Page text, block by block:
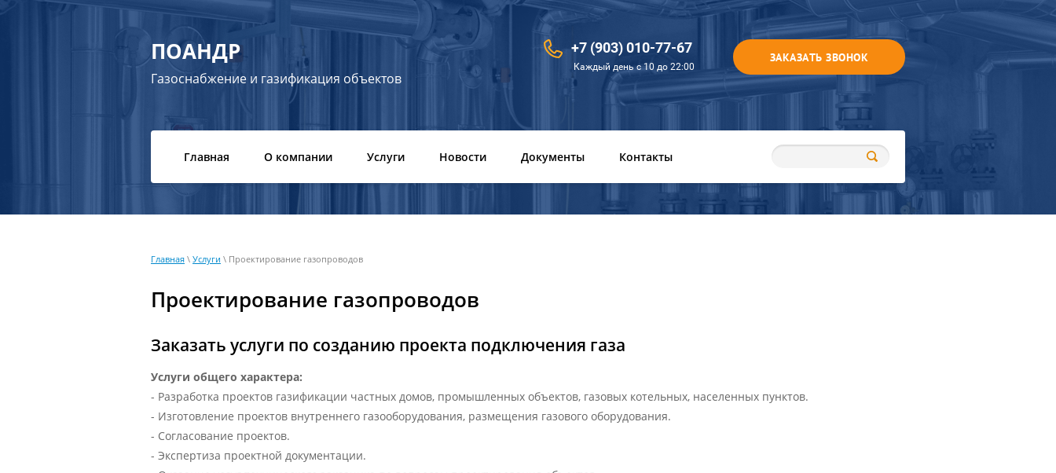
ПОАНДР
Газоснабжение и газификация объектов
+7 (903) 010-77-67
Каждый день с 10 до 22:00
ЗАКАЗАТЬ ЗВОНОК
Главная О компании Услуги Новости Документы Контакты
Главная \ Услуги \ Проектирование газопроводов
Проектирование газопроводов
Заказать услуги по созданию проекта подключения газа
Услуги общего характера:
- Разработка проектов газификации частных домов, промышленных объектов, газовых котельных, населенных пунктов.
- Изготовление проектов внутреннего газооборудования, размещения газового оборудования.
- Согласование проектов.
- Экспертиза проектной документации.